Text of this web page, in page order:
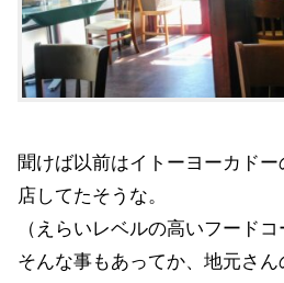
聞けば以前はイトーヨーカド
店してたそうな。
（えらいレベルの高いフードコ
そんな事もあってか、地元さ